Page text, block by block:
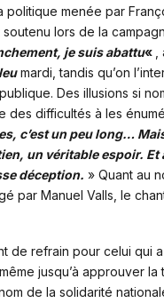
politique menée par
lors de la
je suis abattu«
mardi, tandis qu’on
Des illusions si
des difficultés à les
c’est un peu long…
un véritable espoir. Et
déception. » Quant au
par Manuel Valls, le
de refrain pour celui qui
jusqu’à approuver
de la solidarité